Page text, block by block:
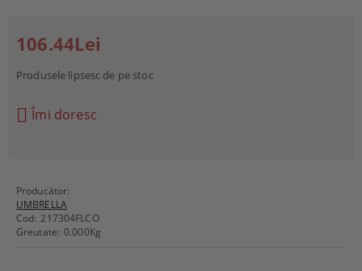
Producător:
UMBRELLA
Cod: 217304FLCO
Greutate: 0.000Kg
106.44Lei
Produsele lipsesc de pe stoc
Îmi doresc